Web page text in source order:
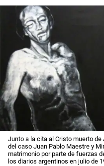
Junto a la cita al Cristo muerto
del caso Juan Pablo Maestre y
matrimonio por parte de fuerzas
los diarios argentinos en julio de